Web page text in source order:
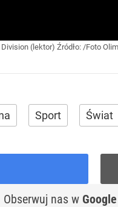
Division (lektor) Źródło: /Foto
Sport Świat
Obserwuj nas w